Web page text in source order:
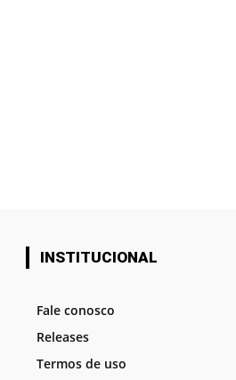
INSTITUCIONAL
Fale conosco
Releases
Termos de uso